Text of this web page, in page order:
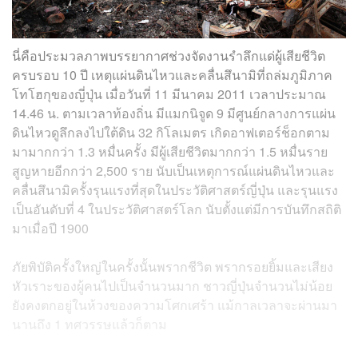
นี่คือประมวลภาพบรรยากาศช่วงจัดงานรำลึกแด่ผู้เสียชีวิต
ครบรอบ 10 ปี เหตุแผ่นดินไหวและคลื่นสึนามิที่ถล่มภูมิภาค
โทโฮกุของญี่ปุ่น เมื่อวันที่ 11 มีนาคม 2011 เวลาประมาณ
14.46 น. ตามเวลาท้องถิ่น มีแมกนิจูด 9 มีศูนย์กลางการแผ่น
ดินไหวดูลึกลงไปใต้ดิน 32 กิโลเมตร เกิดอาฟเตอร์ช็อกตาม
มามากกว่า 1.3 หมื่นครั้ง มีผู้เสียชีวิตมากกว่า 1.5 หมื่นราย
สูญหายอีกกว่า 2,500 ราย นับเป็นเหตุการณ์แผ่นดินไหวและ
คลื่นสึนามิครั้งรุนแรงที่สุดในประวัติศาสตร์ญี่ปุ่น และรุนแรง
เป็นอันดับที่ 4 ในประวัติศาสตร์โลก นับตั้งแต่มีการบันทึกสถิติ
มาเมื่อปี 1900
ภัยพิบัติครั้งใหญ่ในครั้งนั้นพรากชีวิต พรากรอยยิ้มและเสียง
หัวเราะของผู้คนไปเป็นจำนวนมาก ชาวญี่ปุ่นจำนวนไม่น้อย
ยังคงตกอยู่ในห้วงของความโศกเศร้า แม้กาลเวลาจะผ่านมา
นานถึง 1 ทศวรรษแล้วก็ตาม